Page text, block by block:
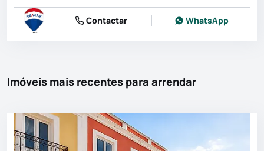
Contactar WhatsApp
Imóveis mais recentes para arrendar